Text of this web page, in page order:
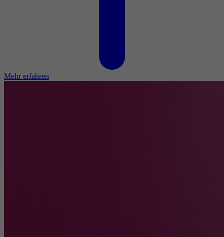
Mehr erfahren